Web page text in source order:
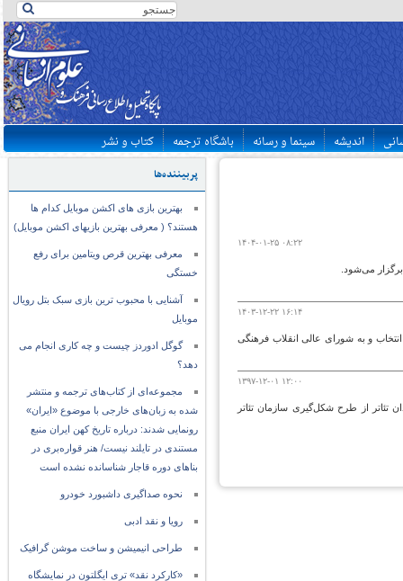
اندیشه سینما و رسانه باشگاه ترجمه کتاب و نشر
پربیننده‌ها
بهترین بازی های اکشن موبایل کدام ها
هستند؟ ( معرفی بهترین بازیهای اکشن موبایل)
معرفی بهترین قرص ویتامین برای رفع
خستگی
آشنایی با محبوب ترین بازی سبک بتل رویال
موبایل
گوگل ادوردز چیست و چه کاری انجام می
دهد؟
مجموعه‌ای از کتاب‌های ترجمه و منتشر
شده به زبان‌های خارجی با موضوع «ایران»
رونمایی شدند: درباره تاریخ کهن ایران منبع
مستندی در تایلند نیست/ هنر قواره‌بری در
بناهای دوره قاجار شناسانده نشده است
نحوه صداگیری داشبورد خودرو
رویا و نقد ادبی
طراحی انیمیشن و ساخت موشن گرافیک
«کارکرد نقد» تری ایگلتون در نمایشگاه
۱۴۰۴-۰۱-۲۵ ۰۸:۲۲
می‌شود.
۱۴۰۳-۱۲-۲۲ ۱۶:۱۴
و به شورای عالی انقلاب فرهنگی
۱۳۹۷-۱۲-۰۱ ۱۲:۰۰
که در آن زمان هنرمندان تئاتر از طرح شکل‌گیری سازمان تئاتر